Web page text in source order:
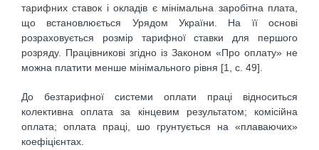
тарифних ставок і окладів є мінімальна заробітна плата,
що встановлюється Урядом України. На її основі
розраховується розмір тарифної ставки для першого
розряду. Працівникові згідно із Законом «Про оплату» не
можна платити менше мінімального рівня [1, с. 49].
До безтарифної системи оплати праці відноситься
колективна оплата за кінцевим результатом; комісійна
оплата; оплата праці, шо грунтується на «плаваючих»
коефіцієнтах.